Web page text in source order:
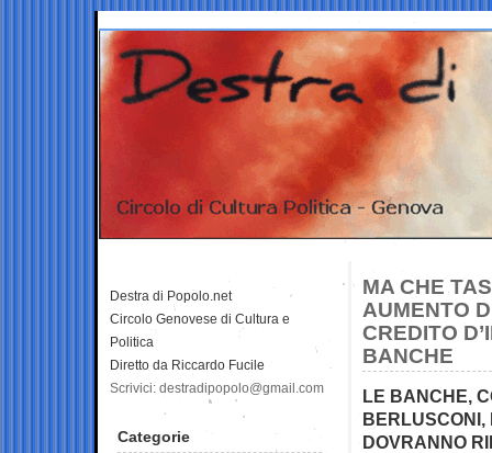
MA CHE
AUMENTO
CREDITO
BANCHE
LE BANCHE,
BERLUSCONI,
DOVRANNO
Destra di Popolo.net
Circolo Genovese di Cultura e
Politica
Diretto da Riccardo Fucile
Scrivici: destradipopolo@gmail.com
Categorie